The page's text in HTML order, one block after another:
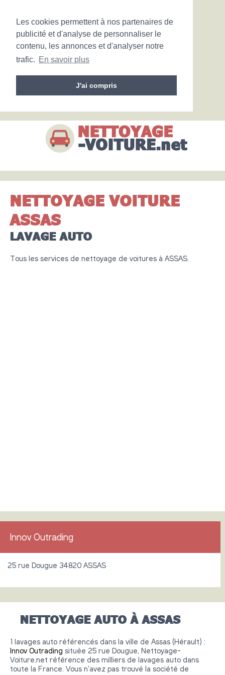
Les cookies permettent à nos partenaires de
publicité et d'analyse de personnaliser le
contenu, les annonces et d'analyser notre
trafic. En savoir plus
J'ai compris
NETTOYAGE VOITURE
ASSAS
LAVAGE AUTO
Tous les services de nettoyage de voitures à ASSAS.
Innov Outrading
25 rue Dougue 34820 ASSAS
NETTOYAGE AUTO À ASSAS
1 lavages auto référencés dans la ville de Assas (Hérault) :
Innov Outrading située 25 rue Dougue, Nettoyage-
Voiture.net référence des milliers de lavages auto dans
toute la France. Vous n'avez pas trouvé la société de